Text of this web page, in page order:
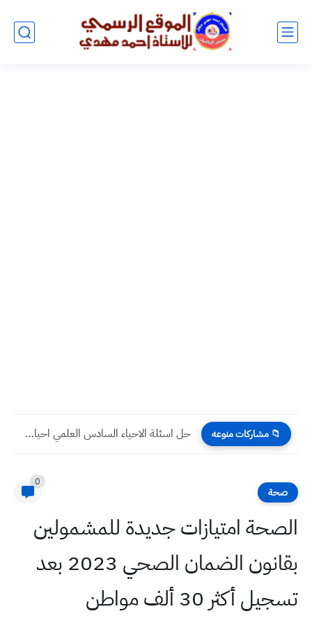
📁 مشاركات منوعه حل اسئلة الاحياء السادس العلمي احيائي 2022 الدور الثاني
صحة
0
الصحة امتيازات جديدة للمشمولين
بقانون الضمان الصحي 2023 بعد
تسجيل أكثر 30 ألف مواطن